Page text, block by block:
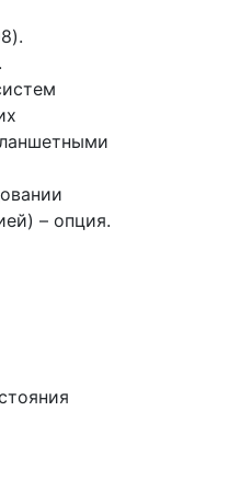
– опция.